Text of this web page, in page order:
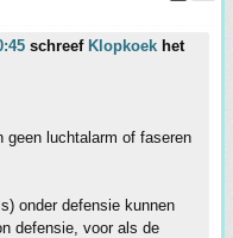
schreef Klopkoek het
geen luchtalarm of faseren
onder defensie kunnen
defensie, voor als de